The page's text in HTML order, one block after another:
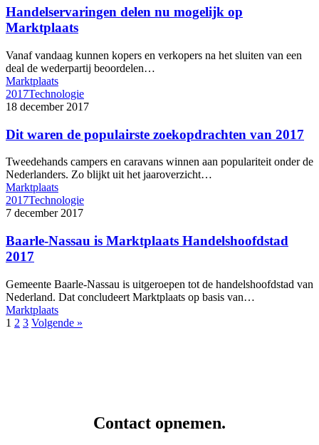
Handelservaringen delen nu mogelijk op
Marktplaats
Vanaf vandaag kunnen kopers en verkopers na het sluiten van een
deal de wederpartij beoordelen…
Marktplaats
2017Technologie
18 december 2017
Dit waren de populairste zoekopdrachten van 2017
Tweedehands campers en caravans winnen aan populariteit onder de
Nederlanders. Zo blijkt uit het jaaroverzicht…
Marktplaats
2017Technologie
7 december 2017
Baarle-Nassau is Marktplaats Handelshoofdstad
2017
Gemeente Baarle-Nassau is uitgeroepen tot de handelshoofdstad van
Nederland. Dat concludeert Marktplaats op basis van…
Marktplaats
1 2 3 Volgende »
Contact opnemen.